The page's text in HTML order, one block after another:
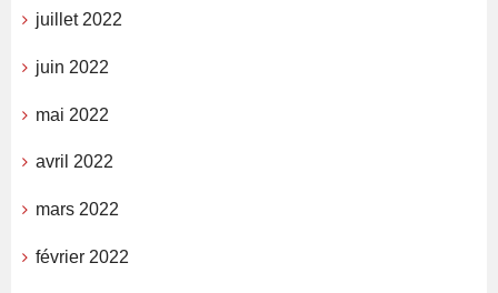
juillet 2022
juin 2022
mai 2022
avril 2022
mars 2022
février 2022